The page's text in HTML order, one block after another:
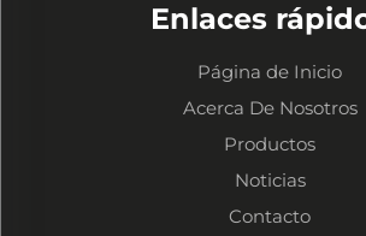
Enlaces
Página de Inicio
Acerca De Nosotros
Productos
Noticias
Contacto